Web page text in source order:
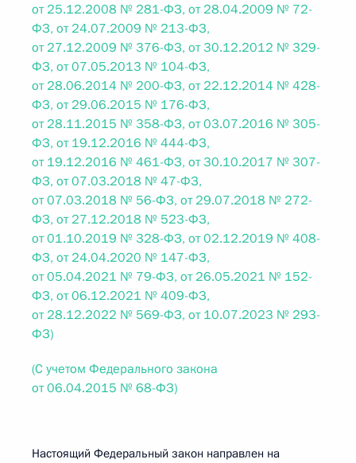
от 25.12.2008 № 281-ФЗ, от 28.04.2009 № 72-
ФЗ, от 24.07.2009 № 213-ФЗ,
от 27.12.2009 № 376-ФЗ, от 30.12.2012 № 329-
ФЗ, от 07.05.2013 № 104-ФЗ,
от 28.06.2014 № 200-ФЗ, от 22.12.2014 № 428-
ФЗ, от 29.06.2015 № 176-ФЗ,
от 28.11.2015 № 358-ФЗ, от 03.07.2016 № 305-
ФЗ, от 19.12.2016 № 444-ФЗ,
от 19.12.2016 № 461-ФЗ, от 30.10.2017 № 307-
ФЗ, от 07.03.2018 № 47-ФЗ,
от 07.03.2018 № 56-ФЗ, от 29.07.2018 № 272-
ФЗ, от 27.12.2018 № 523-ФЗ,
от 01.10.2019 № 328-ФЗ, от 02.12.2019 № 408-
ФЗ, от 24.04.2020 № 147-ФЗ,
от 05.04.2021 № 79-ФЗ, от 26.05.2021 № 152-
ФЗ, от 06.12.2021 № 409-ФЗ,
от 28.12.2022 № 569-ФЗ, от 10.07.2023 № 293-
ФЗ)
(С учетом Федерального закона
от 06.04.2015 № 68-ФЗ)
Настоящий Федеральный закон направлен на